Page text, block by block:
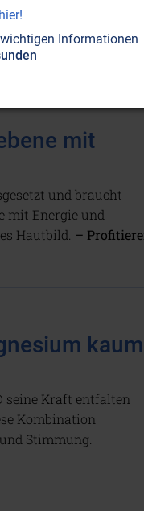
befreit.
von einer
mit
und braucht
mit Energie und
Hautbild. –
kaum
seine Kraft entfalten
Kombination
Stimmung.
Informationen